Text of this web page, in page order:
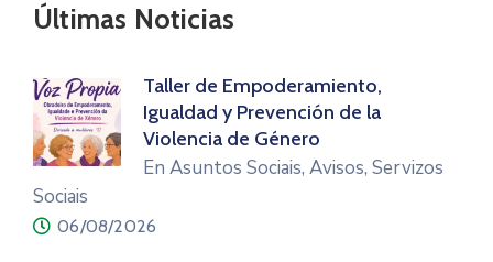
Últimas Noticias
Taller de Empoderamiento,
Igualdad y Prevención de la
Violencia de Género
En Asuntos Sociais, Avisos, Servizos
Sociais
06/08/2026